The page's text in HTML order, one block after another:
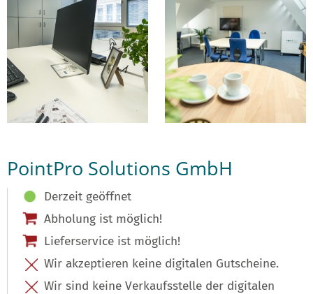
PointPro Solutions GmbH
Derzeit geöffnet
Abholung ist möglich!
Lieferservice ist möglich!
Wir akzeptieren keine digitalen Gutscheine.
Wir sind keine Verkaufsstelle der digitalen